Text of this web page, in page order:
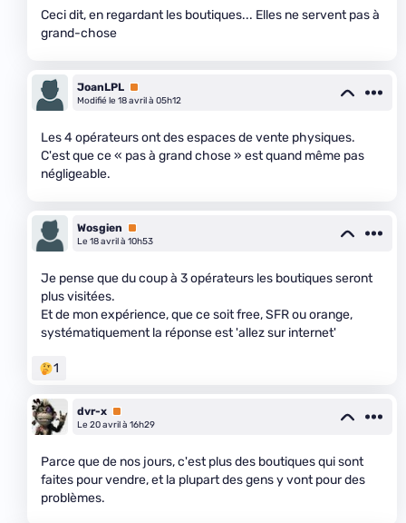
Ceci dit, en regardant les boutiques... Elles ne servent pas à
grand-chose
JoanLPL Premium
Modifié le 18 avril à 05h12
Les 4 opérateurs ont des espaces de vente physiques.
C'est que ce « pas à grand chose » est quand même pas
négligeable.
Wosgien
Premium
Le 18 avril à 10h53
Je pense que du coup à 3 opérateurs les boutiques seront
plus visitées.
Et de mon expérience, que ce soit free, SFR ou orange,
systématiquement la réponse est 'allez sur internet'
1
dvr-x Premium
Le 20 avril à 16h29
Parce que de nos jours, c'est plus des boutiques qui sont
faites pour vendre, et la plupart des gens y vont pour des
problèmes.